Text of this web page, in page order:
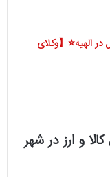
وکیل در الهیه⭐【وکلای
و ارز در شهر